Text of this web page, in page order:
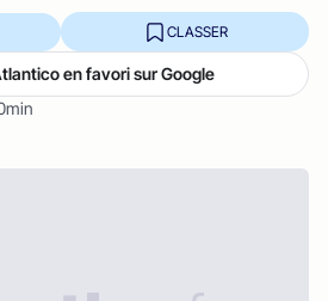
CLASSER
en favori sur Google